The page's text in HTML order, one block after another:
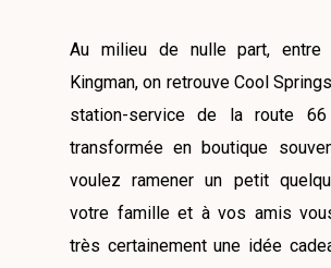
Au milieu de nulle part, entre
Kingman, on retrouve Cool
station-service de la route 66
transformée en boutique
voulez ramener un petit
votre famille et à vos amis
très certainement une idée